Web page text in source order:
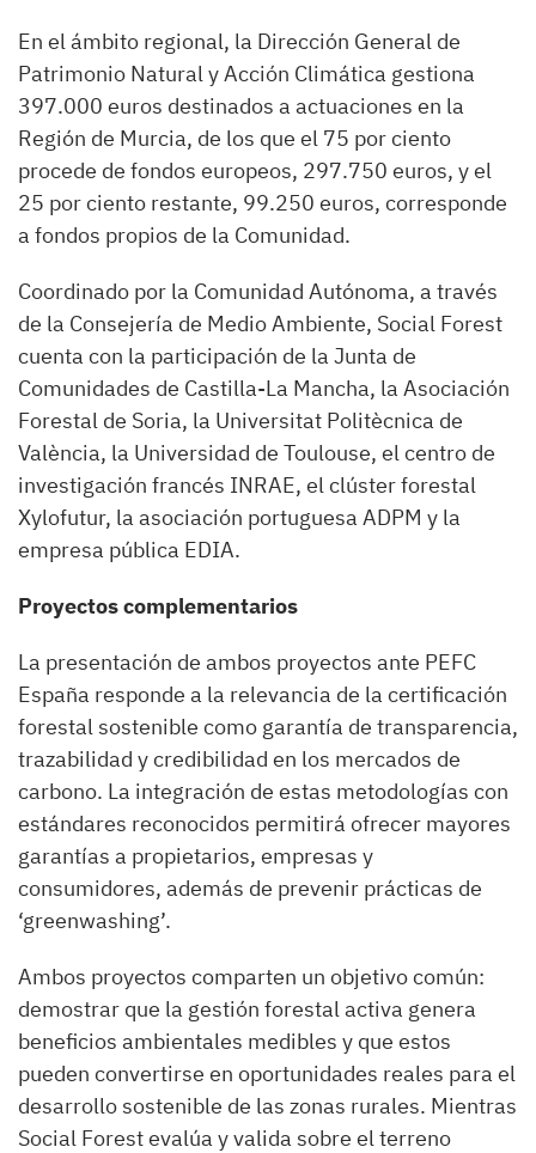
En el ámbito regional, la Dirección General de
Patrimonio Natural y Acción Climática gestiona
397.000 euros destinados a actuaciones en la
Región de Murcia, de los que el 75 por ciento
procede de fondos europeos, 297.750 euros, y el
25 por ciento restante, 99.250 euros, corresponde
a fondos propios de la Comunidad.
Coordinado por la Comunidad Autónoma, a través
de la Consejería de Medio Ambiente, Social Forest
cuenta con la participación de la Junta de
Comunidades de Castilla-La Mancha, la Asociación
Forestal de Soria, la Universitat Politècnica de
València, la Universidad de Toulouse, el centro de
investigación francés INRAE, el clúster forestal
Xylofutur, la asociación portuguesa ADPM y la
empresa pública EDIA.
Proyectos complementarios
La presentación de ambos proyectos ante PEFC
España responde a la relevancia de la certificación
forestal sostenible como garantía de transparencia,
trazabilidad y credibilidad en los mercados de
carbono. La integración de estas metodologías con
estándares reconocidos permitirá ofrecer mayores
garantías a propietarios, empresas y
consumidores, además de prevenir prácticas de
‘greenwashing’.
Ambos proyectos comparten un objetivo común:
demostrar que la gestión forestal activa genera
beneficios ambientales medibles y que estos
pueden convertirse en oportunidades reales para el
desarrollo sostenible de las zonas rurales. Mientras
Social Forest evalúa y valida sobre el terreno